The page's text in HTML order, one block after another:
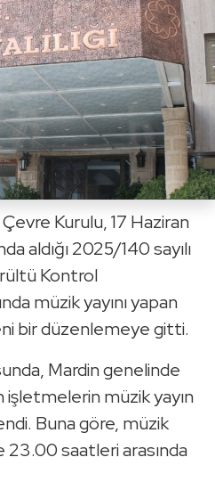
Kurulu, 17 Haziran
aldığı 2025/140 sayılı
Kontrol
müzik yayını yapan
bir düzenlemeye gitti.
Mardin genelinde
müzik yayın
Buna göre, müzik
23.00 saatleri arasında